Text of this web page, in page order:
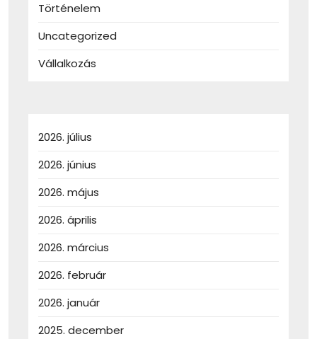
Történelem
Uncategorized
Vállalkozás
2026. július
2026. június
2026. május
2026. április
2026. március
2026. február
2026. január
2025. december